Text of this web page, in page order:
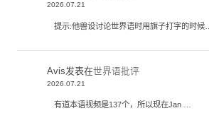
2026.07.21
提示:他兽设讨论世界语时用旗子打字的时候…
Avis发表在世界语批评
2026.07.21
有道本语视频是137个，所以现在Jan …